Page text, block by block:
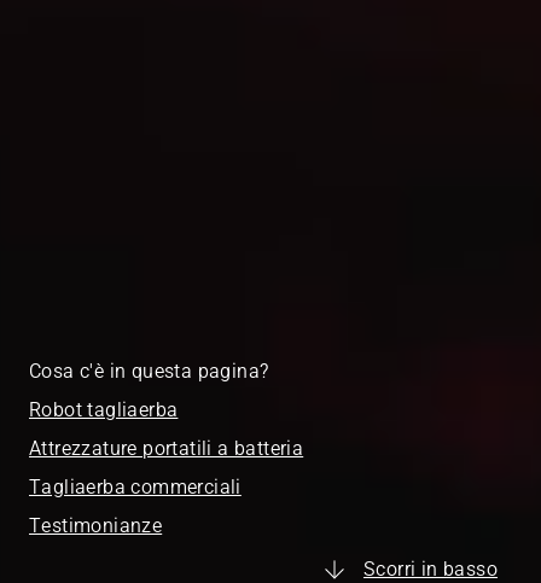
Cosa c'è in questa pagina?
Robot tagliaerba
Attrezzature portatili a batteria
Tagliaerba commerciali
Testimonianze
Scorri in basso